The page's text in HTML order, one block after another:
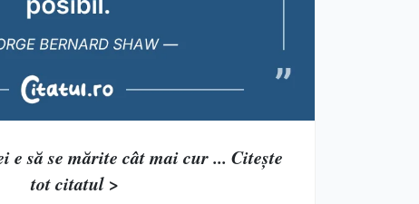
e să se mărite cât mai cur ... Citește
tot citatul >